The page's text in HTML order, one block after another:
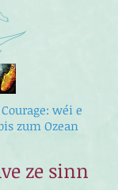
wéi e
zum Ozean
ze sinn